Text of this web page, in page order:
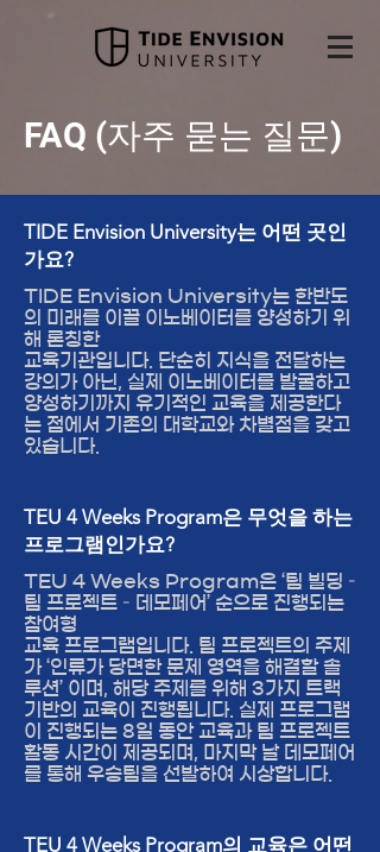
FAQ (자주 묻는 질문)
TIDE Envision University는 어떤 곳인
가요?
TIDE Envision University는 한반도
의 미래를 이끌 이노베이터를 양성하기 위
해 론칭한
교육기관입니다. 단순히 지식을 전달하는
강의가 아닌, 실제 이노베이터를 발굴하고
양성하기까지 유기적인 교육을 제공한다
는 점에서 기존의 대학교와 차별점을 갖고
있습니다.
TEU 4 Weeks Program은 무엇을 하는
프로그램인가요?
TEU 4 Weeks Program은 ‘팀 빌딩 –
팀 프로젝트 – 데모페어’ 순으로 진행되는
참여형
교육 프로그램입니다. 팀 프로젝트의 주제
가 ‘인류가 당면한 문제 영역을 해결할 솔
루션’ 이며, 해당 주제를 위해 3가지 트랙
기반의 교육이 진행됩니다. 실제 프로그램
이 진행되는 8일 동안 교육과 팀 프로젝트
활동 시간이 제공되며, 마지막 날 데모페어
를 통해 우승팀을 선발하여 시상합니다.
TEU 4 Weeks Program의 교육은 어떤